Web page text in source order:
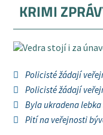
KRIMI
Policisté žádají
Policisté žádají
Byla ukradena
Pití na veřejnosti